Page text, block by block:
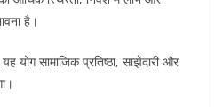
है।
योग सामाजिक प्रतिष्ठा, साझेदारी और